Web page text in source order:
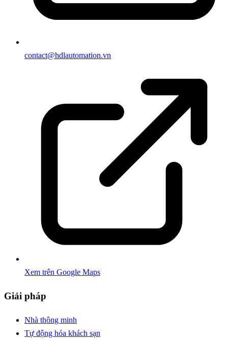
contact@hdlautomation.vn
Xem trên Google Maps
Giải pháp
Nhà thông minh
Tự động hóa khách sạn